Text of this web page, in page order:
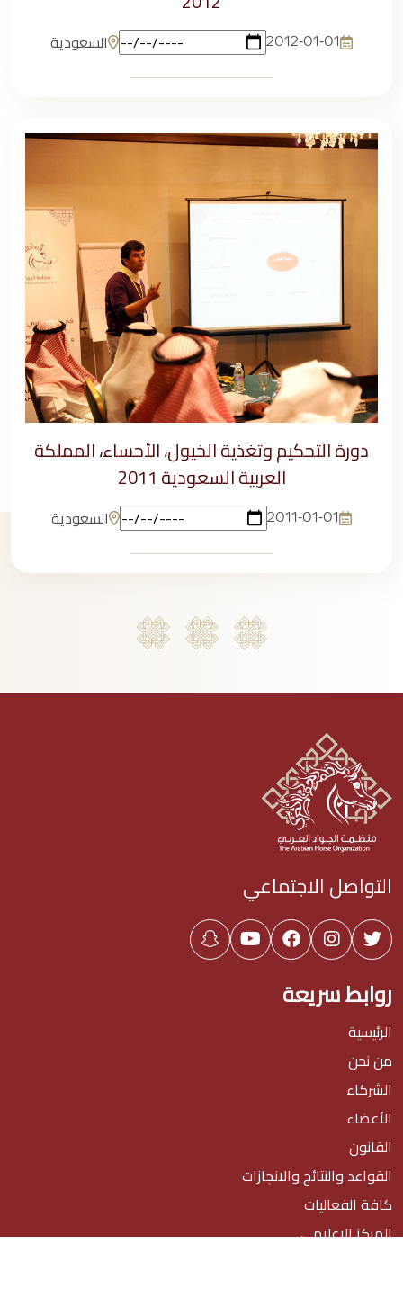
2012-01-01 السعودية
دورة التحكيم وتغذية الخيول، الأحساء، المملكة
العربية السعودية 2011
2011-01-01 السعودية
التواصل الاجتماعي
روابط سريعة
الرئيسية
من نحن
الشركاء
الأعضاء
القانون
القواعد والنتائج والانجازات
كافة الفعاليات
المركز الإعلامي